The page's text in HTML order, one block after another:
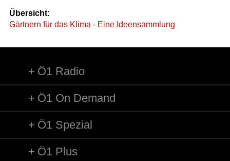
Übersicht:
Gärtnern für das Klima - Eine Ideensammlung
Ö1 Radio
Ö1 On Demand
Ö1 Spezial
Ö1 Plus